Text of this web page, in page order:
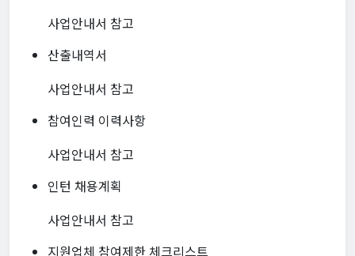
사업안내서 참고
산출내역서
사업안내서 참고
참여인력 이력사항
사업안내서 참고
인턴 채용계획
사업안내서 참고
지원업체 참여제한 체크리스트